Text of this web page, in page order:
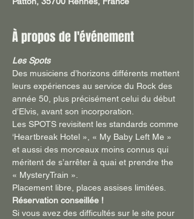
À propos de l'événement
Les Spots
Des musiciens d’horizons différents mettent
leurs expériences au service du Rock des
année 50, plus précisément celui du début
d’Elvis, avant son incorporation.
Les SPOTS revisitent les standards comme
‘Heartbreak Hotel », « My Baby Left Me »
et aussi des morceaux moins connus qui
méritent de s’arrêter à quai et prendre the
« MysteryTrain ».
Placement libre, places assises limitées.
Réservation conseillée !
Si vous avez des difficultés sur le site pour